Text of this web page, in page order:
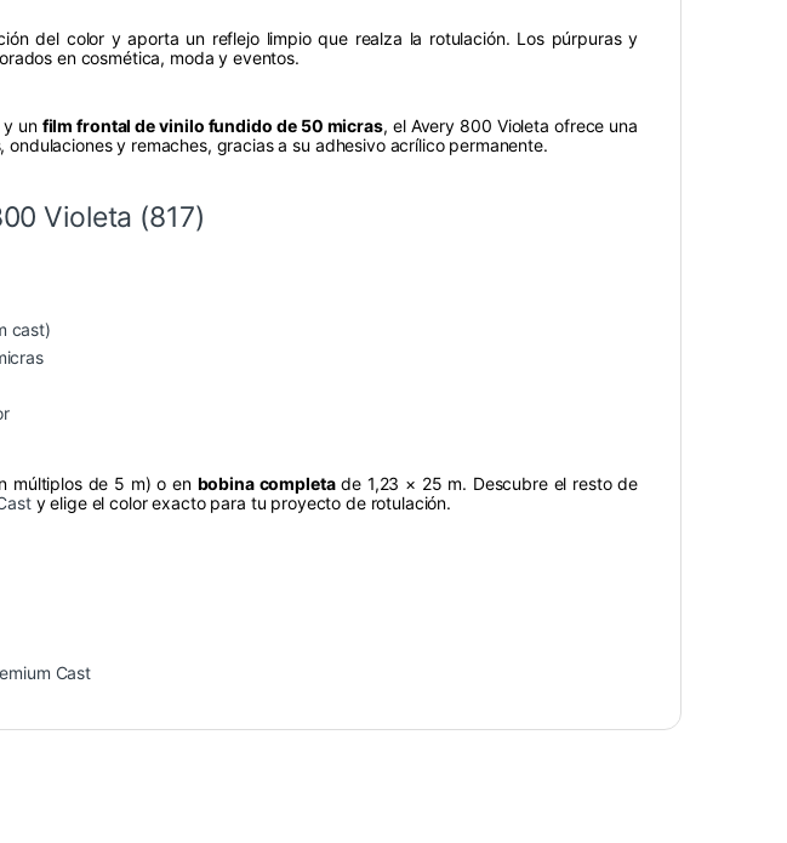
del color y aporta un reflejo limpio que realza la rotulación. Los púrpuras y
en cosmética, moda y eventos.
un film frontal de vinilo fundido de 50 micras, el Avery 800 Violeta ofrece una
y remaches, gracias a su adhesivo acrílico permanente.
Violeta (817)
cast)
múltiplos de 5 m) o en bobina completade 1,23 × 25 m. Descubre el resto de
y elige el color exacto para tu proyecto de rotulación.
Cast